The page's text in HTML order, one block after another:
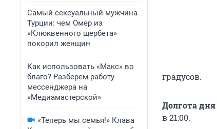
Самый сексуальный мужчина
Турции: чем Омер из
«Клюквенного щербета»
покорил женщин
Как использовать «Макс» во
благо? Разберем работу
мессенджера на
«Медиамастерской»
«Теперь мы семья!» Клава
градусов.
Долгота дня
в 21:00.